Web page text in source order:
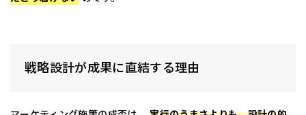
戦略設計が成果に直結する理由